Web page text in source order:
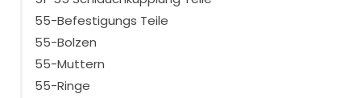
55-Befestigungs Teile
55-Bolzen
55-Muttern
55-Ringe